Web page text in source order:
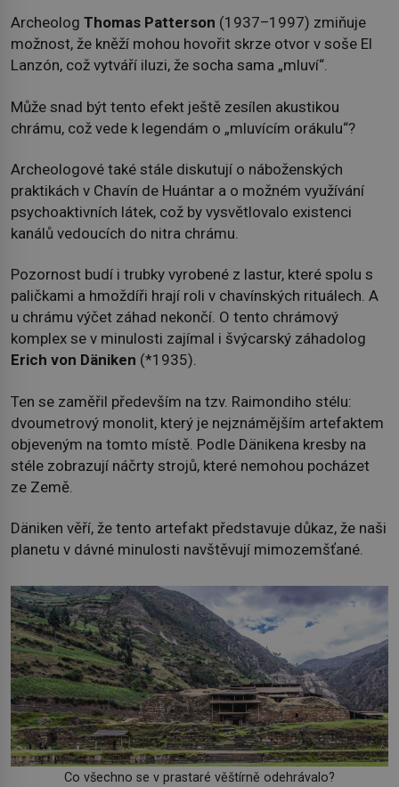
Archeolog Thomas Patterson (1937–1997) zmiňuje
možnost, že kněží mohou hovořit skrze otvor v soše El
Lanzón, což vytváří iluzi, že socha sama „mluví“.
Může snad být tento efekt ještě zesílen akustikou
chrámu, což vede k legendám o „mluvícím orákulu“?
Archeologové také stále diskutují o náboženských
praktikách v Chavín de Huántar a o možném využívání
psychoaktivních látek, což by vysvětlovalo existenci
kanálů vedoucích do nitra chrámu.
Pozornost budí i trubky vyrobené z lastur, které spolu s
paličkami a hmoždíři hrají roli v chavínských rituálech. A
u chrámu výčet záhad nekončí. O tento chrámový
komplex se v minulosti zajímal i švýcarský záhadolog
Erich von Däniken (*1935).
Ten se zaměřil především na tzv. Raimondiho stélu:
dvoumetrový monolit, který je nejznámějším artefaktem
objeveným na tomto místě. Podle Dänikena kresby na
stéle zobrazují náčrty strojů, které nemohou pocházet
ze Země.
Däniken věří, že tento artefakt představuje důkaz, že naši
planetu v dávné minulosti navštěvují mimozemšťané.
Co všechno se v prastaré věštírně odehrávalo?